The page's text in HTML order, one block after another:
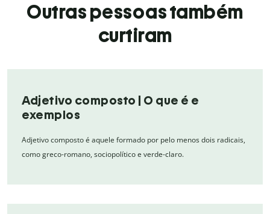
Outras pessoas também
curtiram
Adjetivo composto | O que é e
exemplos
Adjetivo composto é aquele formado por pelo menos dois radicais,
como greco-romano, sociopolítico e verde-claro.